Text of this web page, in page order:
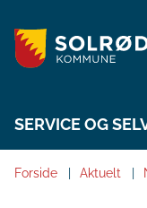
SERVICE OG
Forside Aktuelt